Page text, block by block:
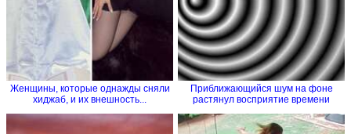
Женщины, которые однажды сняли
хиджаб, и их внешность...
Приближающийся шум на фоне
растянул восприятие времени